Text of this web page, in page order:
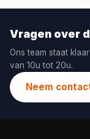
Vragen over
Ons team staat
van 10u tot 20u.
Neem